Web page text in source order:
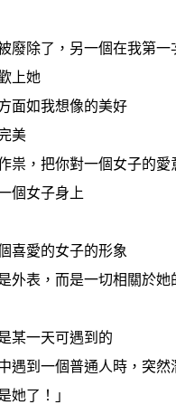
廢除了，另一個在我第一
上她
面如我想像的美好
美
祟，把你對一個女子的愛
個女子身上
喜愛的女子的形象
外表，而是一切相關於她
某一天可遇到的
遇到一個普通人時，突然
她了！」